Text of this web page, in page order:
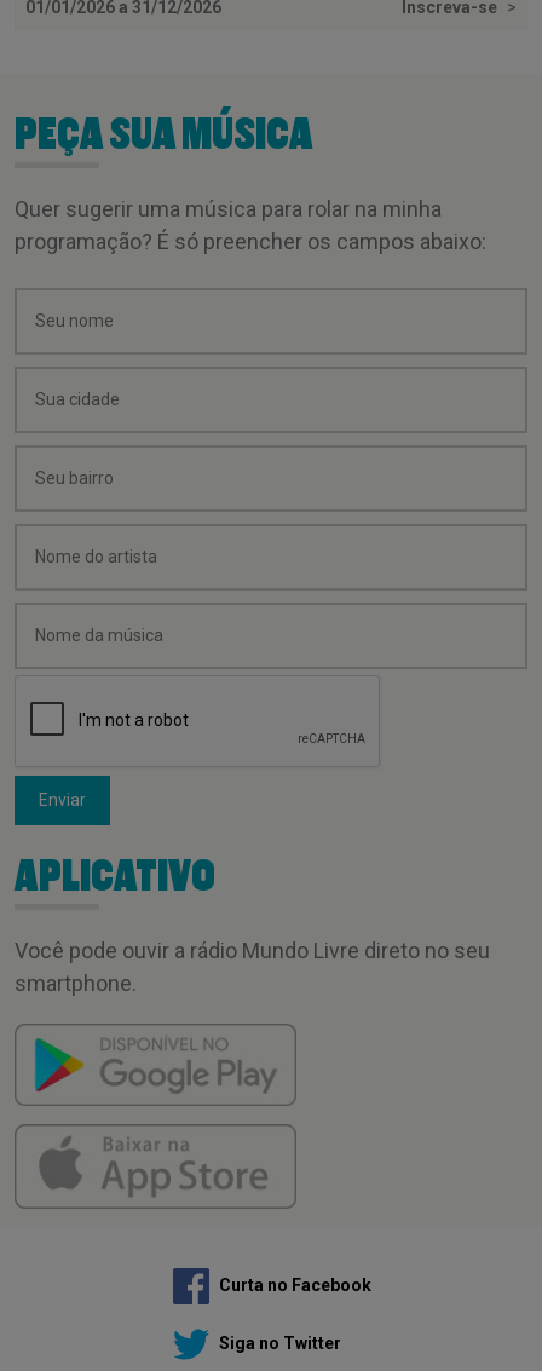
01/01/2026 a 31/12/2026 Inscreva-se >
PEÇA SUA MÚSICA
Quer sugerir uma música para rolar na minha
programação? É só preencher os campos abaixo:
Enviar
APLICATIVO
Você pode ouvir a rádio Mundo Livre direto no seu
smartphone.
Curta no Facebook
Siga no Twitter